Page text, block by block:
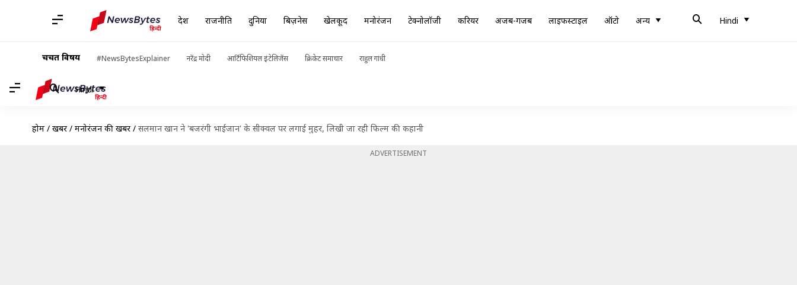
देश राजनीति दुनिया बिज़नेस खेलकूद मनोरंजन टेक्नोलॉजी करियर अजब-गजब लाइफस्टाइल ऑटो अन्य Hindi
चर्चित विषय #NewsBytesExplainer नरेंद्र मोदी आर्टिफिशियल इंटेलिजेंस क्रिकेट समाचार राहुल गांधी
Hindi
होम / खबरें / मनोरंजन की खबरें / सलमान खान ने 'बजरंगी भाईजान' के सीक्वल पर लगाई मुहर, लिखी जा रही फिल्म की कहानी
ADVERTISEMENT